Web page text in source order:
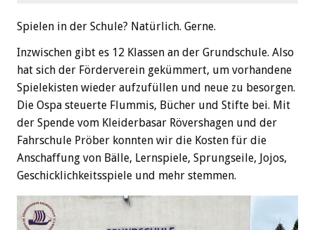
Spielen in der Schule? Natürlich. Gerne.
Inzwischen gibt es 12 Klassen an der Grundschule. Also
hat sich der Förderverein gekümmert, um vorhandene
Spielekisten wieder aufzufüllen und neue zu besorgen.
Die Ospa steuerte Flummis, Bücher und Stifte bei. Mit
der Spende vom Kleiderbasar Rövershagen und der
Fahrschule Pröber konnten wir die Kosten für die
Anschaffung von Bälle, Lernspiele, Sprungseile, Jojos,
Geschicklichkeitsspiele und mehr stemmen.